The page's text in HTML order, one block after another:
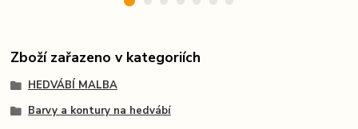
Zboží zařazeno v kategoriích
HEDVÁBÍ MALBA
Barvy a kontury na hedvábí